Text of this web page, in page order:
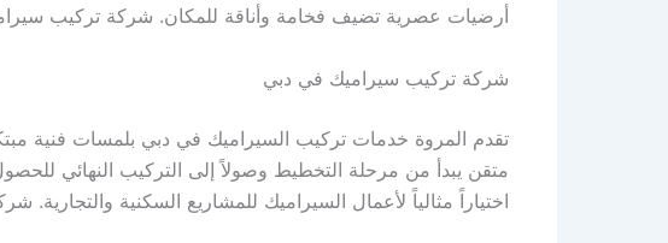
أرضيات عصرية تضيف فخامة وأناقة للمكان. شركة تركيب
شركة تركيب سيراميك في دبي
تقدم المروة خدمات تركيب السيراميك في دبي بلمسات فنية
متقن يبدأ من مرحلة التخطيط وصولاً إلى التركيب النهائي للحصول
اختياراً مثالياً لأعمال السيراميك للمشاريع السكنية